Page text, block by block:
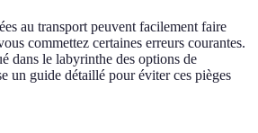
au transport peuvent facilement faire
commettez certaines erreurs courantes.
dans le labyrinthe des options de
un guide détaillé pour éviter ces pièges